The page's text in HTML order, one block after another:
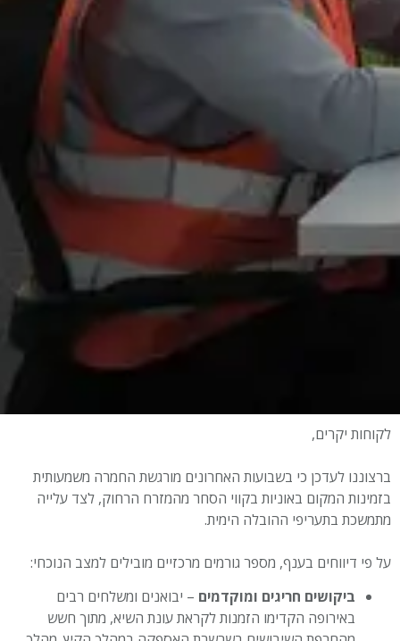
לקוחות יקרים,
ברצוננו לעדכן כי בשבועות האחרונים מורגשת החמרה משמעותית
בזמינות המקום באוניות בקווי הסחר מהמזרח הרחוק, לצד עלייה
מתמשכת בתעריפי ההובלה הימית.
על פי דיווחים בענף, מספר גורמים מרכזיים מובילים למצב הנוכחי:
ביקושים חריגים ומוקדמים – יבואנים ומשלחים רבים
באירופה הקדימו הזמנות לקראת עונת השיא, מתוך חשש